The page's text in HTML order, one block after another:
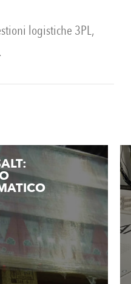
logistiche 3PL,
.